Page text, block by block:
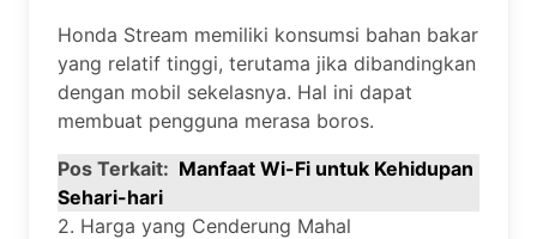
Honda Stream memiliki konsumsi bahan bakar
yang relatif tinggi, terutama jika dibandingkan
dengan mobil sekelasnya. Hal ini dapat
membuat pengguna merasa boros.
Pos Terkait: Manfaat Wi-Fi untuk Kehidupan
Sehari-hari
2. Harga yang Cenderung Mahal